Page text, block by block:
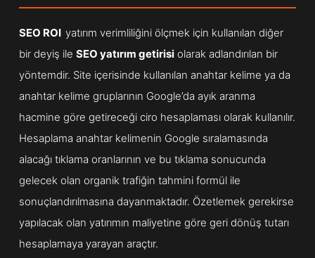
SEO ROI yatırım verimliliğini ölçmek için kullanılan diğer
bir deyiş ile SEO yatırım getirisiolarak adlandırılan bir
yöntemdir. Site içerisinde kullanılan anahtar kelime ya da
anahtar kelime gruplarının Google’da ayık aranma
hacmine göre getireceği ciro hesaplaması olarak kullanılır.
Hesaplama anahtar kelimenin Google sıralamasında
alacağı tıklama oranlarının ve bu tıklama sonucunda
gelecek olan organik trafiğin tahmini formül ile
sonuçlandırılmasına dayanmaktadır. Özetlemek gerekirse
yapılacak olan yatırımın maliyetine göre geri dönüş tutarı
hesaplamaya yarayan araçtır.